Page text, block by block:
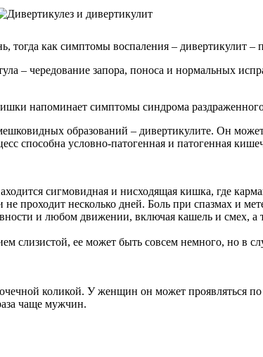
тогда как симптомы воспаления – дивертикулит –
– чередование запора, поноса и нормальных
напоминает симптомы синдрома
образований – дивертикулите. Он
способна условно-патогенная и патогенная
сигмовидная и нисходящая кишка, где
проходит несколько дней. Боль при спазмах и
и любом движении, включая кашель и смех,
слизистой, ее может быть совсем немного, но в
коликой. У женщин он может проявляться
чаще мужчин.